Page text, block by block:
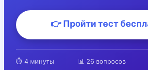
👉 Пройти тест
⏱️ 4 минуты 📊 26 вопросов